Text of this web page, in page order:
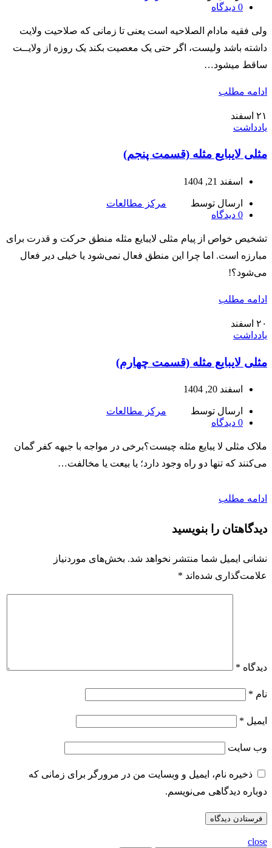
0 دیدگاه
ولی فقیه مادام الصلاحیه است یعنی تا زمانی که صلاحیت ولایت
داشته باشد ولیست، اگر حتی یک معصیت بکند یک روزه از ولایــت
ساقط میشود…
ادامه مطلب
۲۱ اسفند
یادداشت
مثلی لایبایع مثله (قسمت پنجم)
اسفند 21, 1404
ارسال توسط
مرکز مطالعات
0 دیدگاه
تشخیص خواص از پیام مثلی لایبایع مثله منطق حرکت و قدرت برای
مبارزه است. اما چرا این منطق فعال نمی‌شود یا خیلی دیر فعال
می‌شود؟!
ادامه مطلب
۲۰ اسفند
یادداشت
مثلی لایبایع مثله (قسمت چهارم)
اسفند 20, 1404
ارسال توسط
مرکز مطالعات
0 دیدگاه
ملاک مثلی لا یبایع مثله چیست؟برخی در مواجه با جبهه کفر گمان
می‌کنند که تنها دو راه وجود دارد؛ یا بیعت یا مخالفت…
ادامه مطلب
دیدگاهتان را بنویسید
نشانی ایمیل شما منتشر نخواهد شد. بخش‌های موردنیاز
علامت‌گذاری شده‌اند *
دیدگاه *
نام *
ایمیل *
وب‌ سایت
ذخیره نام، ایمیل و وبسایت من در مرورگر برای زمانی که
دوباره دیدگاهی می‌نویسم.
close